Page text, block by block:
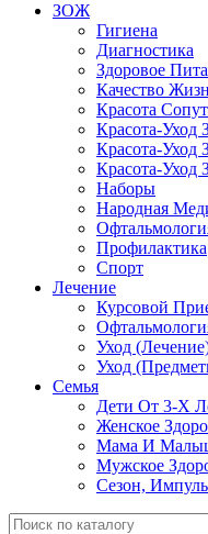
ЗОЖ
Гигиена
Диагностика
Здоровое
Качество
Красота
Красота-Уход
Красота-Уход
Красота-Уход
Наборы
Народная
Профилактика
Спорт
Лечение
Курсовой
Уход
Уход
Семья
Дети От 3-Х
Женское
Мама И
Мужское
Сезон,